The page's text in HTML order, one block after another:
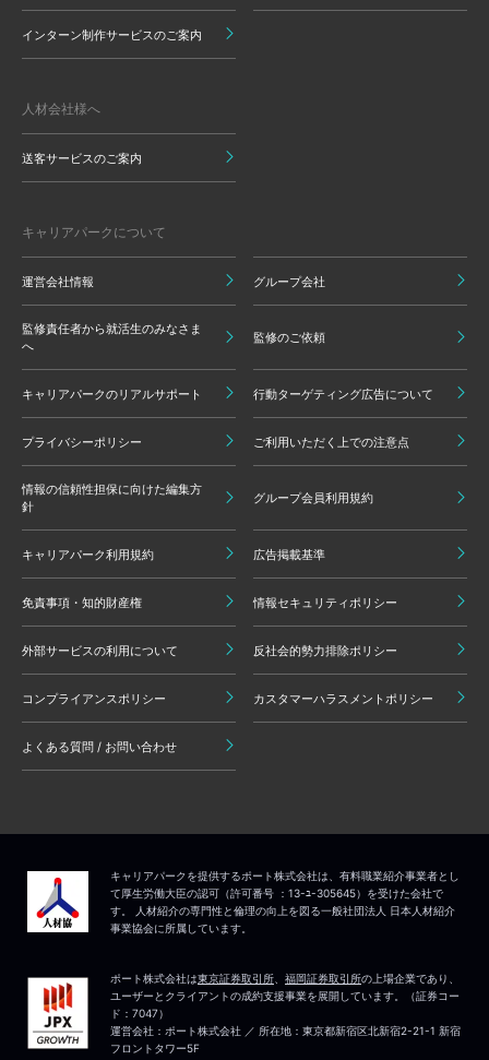
インターン制作サービスのご案内
人材会社様へ
送客サービスのご案内
キャリアパークについて
運営会社情報 グループ会社
監修責任者から就活生のみなさま
へ
監修のご依頼
キャリアパークのリアルサポート 行動ターゲティング広告について
プライバシーポリシー ご利用いただく上での注意点
情報の信頼性担保に向けた編集方
針
グループ会員利用規約
キャリアパーク利用規約 広告掲載基準
免責事項・知的財産権 情報セキュリティポリシー
外部サービスの利用について 反社会的勢力排除ポリシー
コンプライアンスポリシー カスタマーハラスメントポリシー
よくある質問 / お問い合わせ